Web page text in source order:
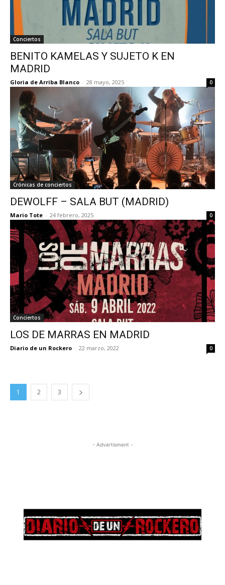
Conciertos
BENITO KAMELAS Y SUJETO K EN
MADRID
Gloria de Arriba Blanco - 28 mayo, 2025 0
Crónicas de conciertos
DEWOLFF – SALA BUT (MADRID)
Mario Tote - 24 febrero, 2025 0
Conciertos
LOS DE MARRAS EN MADRID
Diario de un Rockero - 22 marzo, 2022 0
1 2 3
- Advertisment -